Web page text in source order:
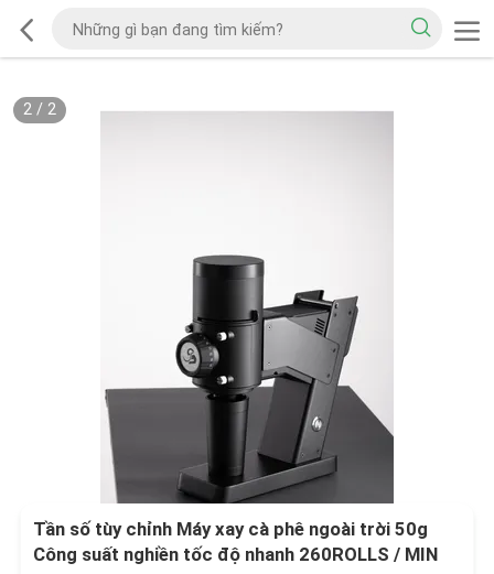
2/ 2
Tần số tùy chỉnh Máy xay cà phê ngoài trời 50g
Công suất nghiền tốc độ nhanh 260ROLLS / MIN